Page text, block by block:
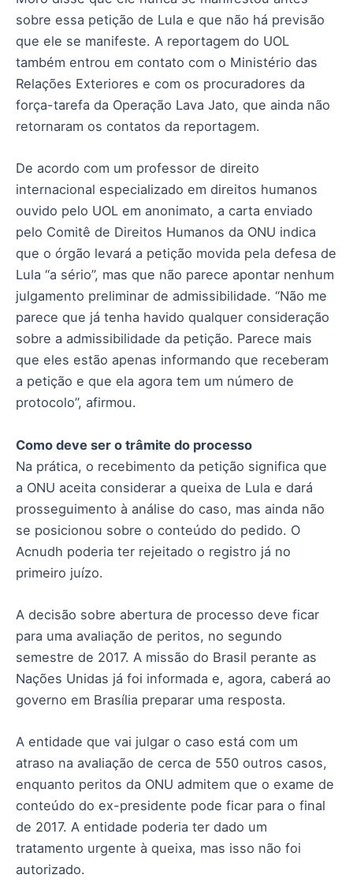
sobre essa petição de Lula e que não há previsão
que ele se manifeste. A reportagem do UOL
também entrou em contato com o Ministério das
Relações Exteriores e com os procuradores da
força-tarefa da Operação Lava Jato, que ainda não
retornaram os contatos da reportagem.
De acordo com um professor de direito
internacional especializado em direitos humanos
ouvido pelo UOL em anonimato, a carta enviado
pelo Comitê de Direitos Humanos da ONU indica
que o órgão levará a petição movida pela defesa de
Lula “a sério”, mas que não parece apontar nenhum
julgamento preliminar de admissibilidade. “Não me
parece que já tenha havido qualquer consideração
sobre a admissibilidade da petição. Parece mais
que eles estão apenas informando que receberam
a petição e que ela agora tem um número de
protocolo”, afirmou.
Como deve ser o trâmite do processo
Na prática, o recebimento da petição significa que
a ONU aceita considerar a queixa de Lula e dará
prosseguimento à análise do caso, mas ainda não
se posicionou sobre o conteúdo do pedido. O
Acnudh poderia ter rejeitado o registro já no
primeiro juízo.
A decisão sobre abertura de processo deve ficar
para uma avaliação de peritos, no segundo
semestre de 2017. A missão do Brasil perante as
Nações Unidas já foi informada e, agora, caberá ao
governo em Brasília preparar uma resposta.
A entidade que vai julgar o caso está com um
atraso na avaliação de cerca de 550 outros casos,
enquanto peritos da ONU admitem que o exame de
conteúdo do ex-presidente pode ficar para o final
de 2017. A entidade poderia ter dado um
tratamento urgente à queixa, mas isso não foi
autorizado.